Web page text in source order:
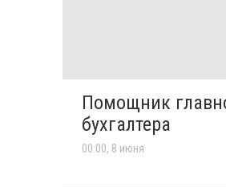
Помощник
бухгалтера
00:00, 8 июня